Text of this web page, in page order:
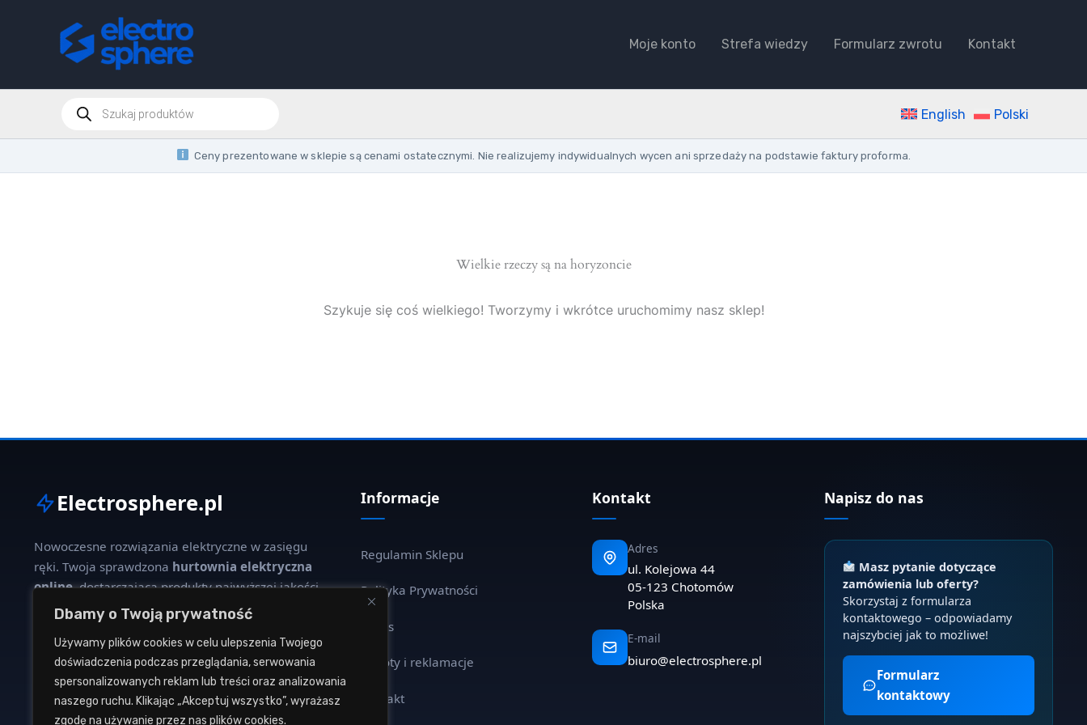
Dbamy o Twoją prywatność
Używamy plików cookies w celu ulepszenia Twojego
doświadczenia podczas przeglądania, serwowania
spersonalizowanych reklam lub treści oraz analizowania
naszego ruchu. Klikając „Akceptuj wszystko”, wyrażasz
zgodę na używanie przez nas plików cookies.
Moje konto Strefa wiedzy Formularz zwrotu Kontakt
Wyszukiwarka
produktów
English Polski
Ceny prezentowane w sklepie są cenami ostatecznymi. Nie realizujemy indywidualnych wycen ani sprzedaży na podstawie faktury proforma.
Wielkie rzeczy są na horyzoncie
Szykuje się coś wielkiego! Tworzymy i wkrótce uruchomimy nasz sklep!
Electrosphere.pl
Nowoczesne rozwiązania elektryczne w zasięgu
ręki. Twoja sprawdzona hurtownia elektryczna
online, dostarczająca produkty najwyższej jakości
dla profesjonalistów i klientów indywidualnych.
W naszej ofercie znajdziesz szeroki wybór kabli,
oświetlenia, aparatury modułowej oraz osprzętu
instalacyjnego od renomowanych producentów.
Informacje
Regulamin Sklepu
Polityka Prywatności
O nas
Zwroty i reklamacje
Kontakt
Kontakt
Adres
ul. Kolejowa 44
05-123 Chotomów
Polska
E-mail
biuro@electrosphere.pl
Napisz do nas
Masz pytanie dotyczące
zamówienia lub oferty?
Skorzystaj z formularza
kontaktowego – odpowiadamy
najszybciej jak to możliwe!
Formularz
kontaktowy